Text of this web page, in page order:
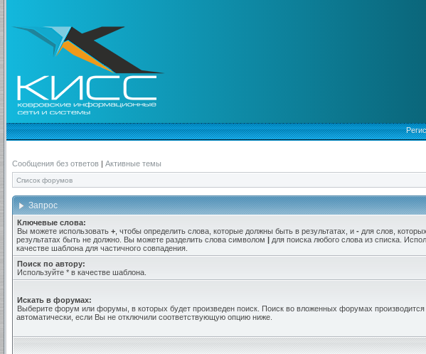
Сообщения без ответов | Активные темы
Список форумов
Запрос
Ключевые слова:
Вы можете использовать + , чтобы определить слова, которые должны быть в результатах, и - для слов,
результатах быть не должно. Вы можете разделить слова символом | для поиска любого слова из списка.
качестве шаблона для частичного совпадения.
Поиск по автору:
Используйте * в качестве шаблона.
Искать в форумах:
Выберите форум или форумы, в которых будет произведен поиск. Поиск во вложенных форумах производится
автоматически, если Вы не отключили соответствующую опцию ниже.